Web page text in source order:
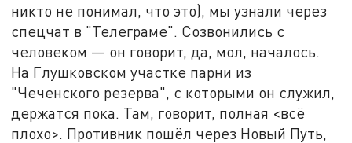
никто не понимал, что это), мы узнали через
спецчат в "Телеграме". Созвонились с
человеком — он говорит, да, мол, началось.
На Глушковском участке парни из
"Чеченского резерва", с которыми он служил,
держатся пока. Там, говорит, полная <всё
плохо>. Противник пошёл через Новый Путь,